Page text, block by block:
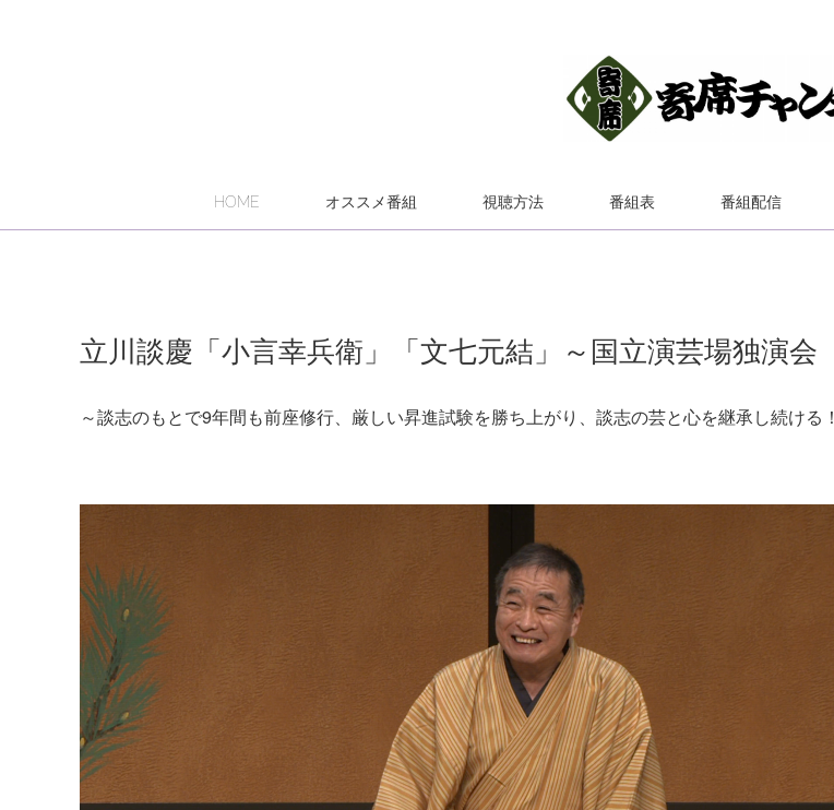
HOME オススメ番組 視聴方法 番組表 番組配信
立川談慶「小言幸兵衛」「文七元結」～国立演芸場独演会
～談志のもとで9年間も前座修行、厳しい昇進試験を勝ち上がり、談志の芸と心を継承し続ける！